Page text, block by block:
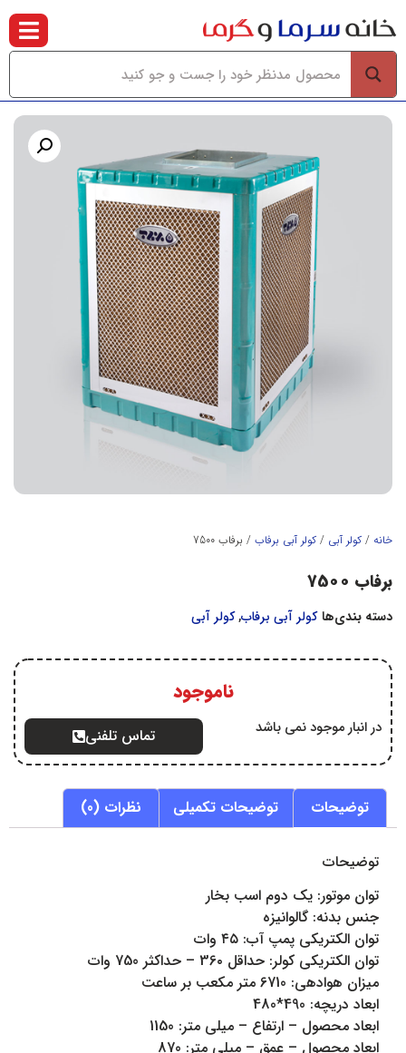
خانه / کولر آبي / كولر آبي برفاب / برفاب 7500
برفاب 7500
دسته بندی‌ها كولر آبي برفاب,کولر آبي
ناموجود
در انبار موجود نمی باشد تماس تلفنی
توضیحات توضیحات تکمیلی نظرات (0)
توضیحات
توان موتور: یک دوم اسب بخار
جنس بدنه: گالوانیزه
توان الکتریکی پمپ آب: ۴۵ وات
توان الکتریکی کولر: حداقل 36۰ – حداکثر 750 وات
میزان هوادهی: 6710 متر مکعب بر ساعت
ابعاد دریچه: 490*480
ابعاد محصول – ارتفاع – میلی متر: 1150
ابعاد محصول – عمق – میلی متر: 870